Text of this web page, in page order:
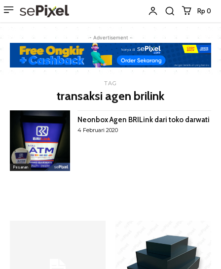
Rp 0
- Advertisement -
TAG
transaksi agen brilink
Pesanan
Neonbox Agen BRILink dari toko darwati
4 Februari 2020